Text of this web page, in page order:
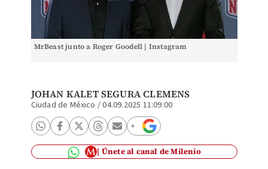
MrBeast junto a Roger Goodell | Instagram
JOHAN KALET SEGURA CLEMENS
Ciudad de México /04.09.2025 11:09:00
Únete al canal de Milenio